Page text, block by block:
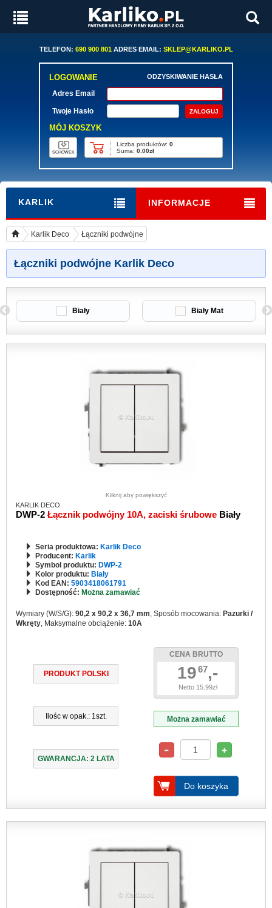
TELEFON: 690 900 801ADRES EMAIL: SKLEP@KARLIKO.PL
LOGOWANIE ODZYSKIWANIE HASŁA
Adres Email
Twoje Hasło
MÓJ KOSZYK
SCHOWEK
Liczba produktów: 0
Suma: 0.00zł
KARLIK INFORMACJE
Karlik Deco Łączniki podwójne
Łączniki podwójne Karlik Deco
Biały Biały Mat
Kliknij aby powiększyć
KARLIK DECO
DWP-2 Łącznik podwójny 10A, zaciski śrubowe Biały
Seria produktowa: Karlik Deco
Producent: Karlik
Symbol produktu: DWP-2
Kolor produktu: Biały
Kod EAN: 5903418061791
Dostępność: Można zamawiać
Wymiary (W/S/G): 90,2 x 90,2 x 36,7 mm, Sposób mocowania: Pazurki /
Wkręty, Maksymalne obciążenie: 10A
PRODUKT POLSKI
Ilośc w opak.: 1szt.
GWARANCJA: 2 LATA
CENA BRUTTO
1967,-
Netto 15.99zł
Można zamawiać
Do koszyka